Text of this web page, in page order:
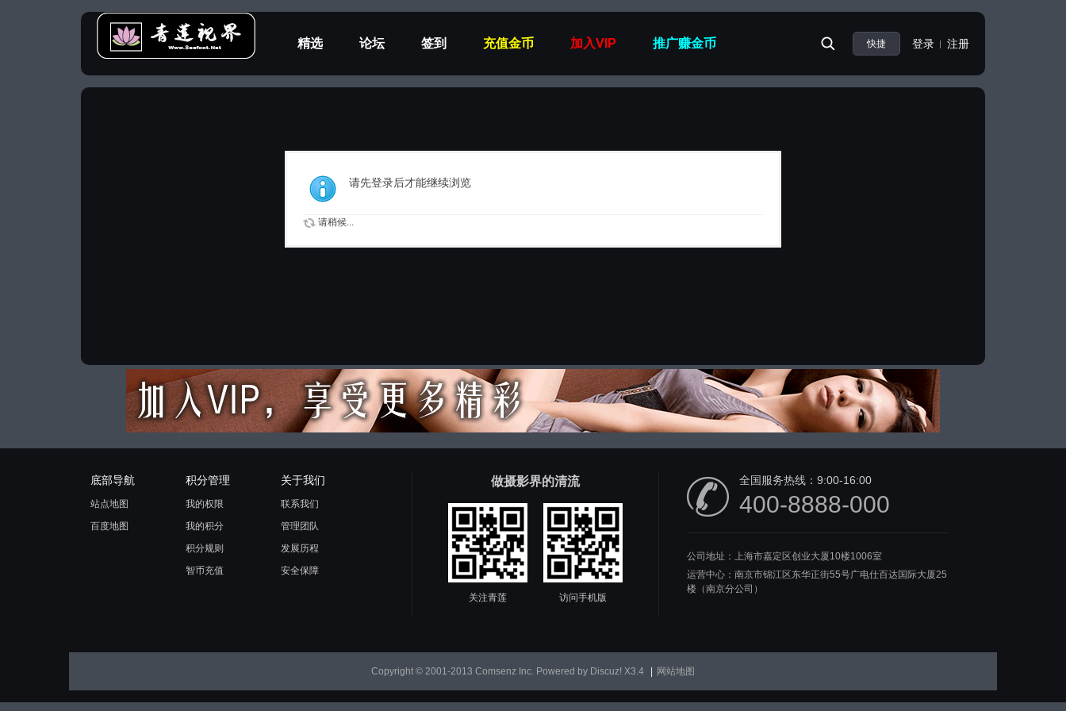
精选 论坛 签到 充值金币 加入VIP 推广赚金币 快捷 登录 注册
请先登录后才能继续浏览
请稍候...
底部导航
站点地图
百度地图
积分管理
我的权限
我的积分
积分规则
智币充值
关于我们
联系我们
管理团队
发展历程
安全保障
做摄影界的清流
关注青莲 访问手机版
全国服务热线： 9:00-16:00
400-8888-000
公司地址：上海市嘉定区创业大厦10楼1006室
运营中心：南京市锦江区东华正街55号广电仕百达国际大厦25
楼（南京分公司）
Copyright © 2001-2013 Comsenz Inc. Powered by Discuz! X3.4 网站地图